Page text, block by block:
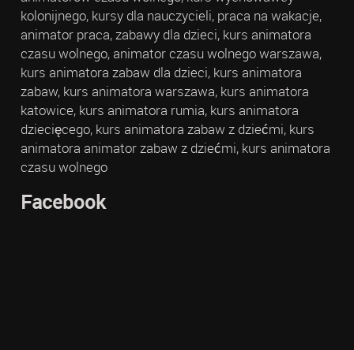
kolonijnego, kursy dla nauczycieli, praca na wakacje,
animator praca, zabawy dla dzieci, kurs animatora
czasu wolnego, animator czasu wolnego warszawa,
kurs animatora zabaw dla dzieci, kurs animatora
zabaw, kurs animatora warszawa, kurs animatora
katowice, kurs animatora rumia, kurs animatora
dziecięcego, kurs animatora zabaw z dziećmi, kurs
animatora animator zabaw z dziećmi, kurs animatora
czasu wolnego
Facebook